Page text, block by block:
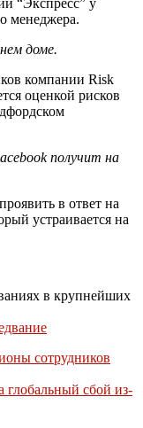
“Экспресс” у
менеджера.
доме.
компании Risk
оценкой рисков
получит на
в ответ на
устраивается на
в крупнейших
сотрудников
глобальный сбой из-